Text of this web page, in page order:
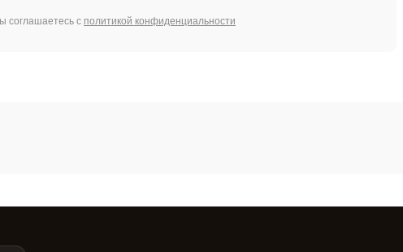
соглашаетесь с политикой конфиденциальности